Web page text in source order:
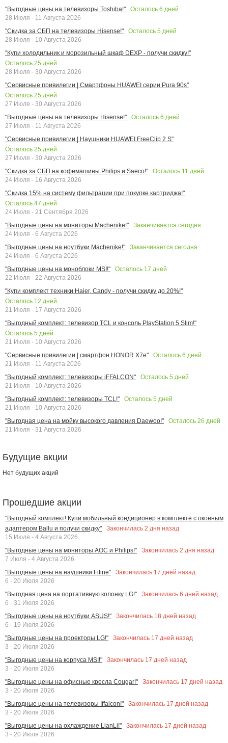
"Выгодные цены на телевизоры Toshiba!"
Осталось 6 дней
28 Июля - 11 Августа 2026
"Скидка за СБП на телевизоры Hisense!"
Осталось 5 дней
28 Июля - 10 Августа 2026
"Купи холодильник и морозильный шкаф DEXP - получи скидку!"
Осталось 25 дней
28 Июля - 30 Августа 2026
"Сервисные привилегии | Смартфоны HUAWEI серии Pura 90s"
Осталось 25 дней
27 Июля - 30 Августа 2026
"Выгодные цены на телевизоры Hisense!"
Осталось 6 дней
27 Июля - 11 Августа 2026
"Сервисные привилегии | Наушники HUAWEI FreeClip 2 S"
Осталось 25 дней
27 Июля - 30 Августа 2026
"Скидка за СБП на кофемашины Philips и Saeco!"
Осталось 11 дней
24 Июля - 16 Августа 2026
"Скидка 15% на систему фильтрации при покупке картриджа!"
Осталось 47 дней
24 Июля - 21 Сентября 2026
"Выгодные цены на мониторы Machenike!"
Заканчивается сегодня
24 Июля - 6 Августа 2026
"Выгодные цены на ноутбуки Machenike!"
Заканчивается сегодня
24 Июля - 6 Августа 2026
"Выгодные цены на моноблоки MSI!"
Осталось 17 дней
22 Июля - 22 Августа 2026
"Купи комплект техники Haier, Candy - получи скидку до 20%!"
Осталось 12 дней
21 Июля - 17 Августа 2026
"Выгодный комплект: телевизор TCL и консоль PlayStation 5 Slim!"
Осталось 5 дней
21 Июля - 10 Августа 2026
"Сервисные привилегии | смартфон HONOR X7e"
Осталось 6 дней
21 Июля - 11 Августа 2026
"Выгодный комплект: телевизоры iFFALCON"
Осталось 5 дней
21 Июля - 10 Августа 2026
"Выгодный комплект: телевизоры TCL!"
Осталось 5 дней
21 Июля - 10 Августа 2026
"Выгодная цена на мойку высокого давления Daewoo!"
Осталось 26 дней
21 Июля - 31 Августа 2026
Будущие акции
Нет будущих акций
Прошедшие акции
"Выгодный комплект! Купи мобильный кондиционер в комплекте с оконным
адаптером Ballu и получи скидку"
Закончилась 2 дня назад
15 Июля - 4 Августа 2026
"Выгодные цены на мониторы AOC и Philips!"
Закончилась 2 дня назад
7 Июля - 4 Августа 2026
"Выгодные цены на наушники Fifine"
Закончилась 17 дней назад
6 - 20 Июля 2026
"Выгодная цена на портативную колонку LG!"
Закончилась 6 дней назад
6 - 31 Июля 2026
"Выгодные цены на ноутбуки ASUS!"
Закончилась 18 дней назад
6 - 19 Июля 2026
"Выгодные цены на проекторы LG!"
Закончилась 17 дней назад
3 - 20 Июля 2026
"Выгодные цены на корпуса MSI!"
Закончилась 17 дней назад
3 - 20 Июля 2026
"Выгодные цены на офисные кресла Cougar!"
Закончилась 17 дней назад
3 - 20 Июля 2026
"Выгодные цены на телевизоры Iffalcon!"
Закончилась 17 дней назад
3 - 20 Июля 2026
"Выгодные цены на охлаждение LianLi!"
Закончилась 17 дней назад
3 - 20 Июля 2026